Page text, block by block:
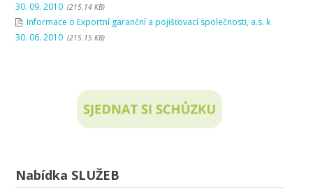
30. 09. 2010 (215.14 KB)
Informace o Exportní garanční a pojišťovací společnosti, a.s. k
30. 06. 2010 (215.15 KB)
Nabídka SLUŽEB